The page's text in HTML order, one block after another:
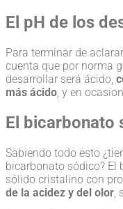
El pH de los
Para terminar de
cuenta que por norma
desarrollar será ácido,
más ácido, y en
El bicarbonato
Sabiendo todo esto
bicarbonato sódico? El
sólido cristalino con
de la acidez y del olor,